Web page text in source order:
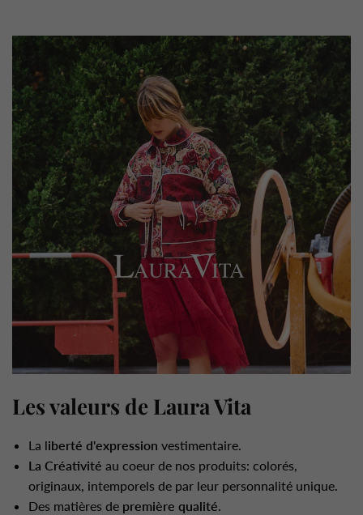
Les valeurs de Laura Vita
La liberté d'expression vestimentaire.
La Créativité au coeur de nos produits: colorés,
originaux, intemporels de par leur personnalité unique.
Des matières de première qualité.